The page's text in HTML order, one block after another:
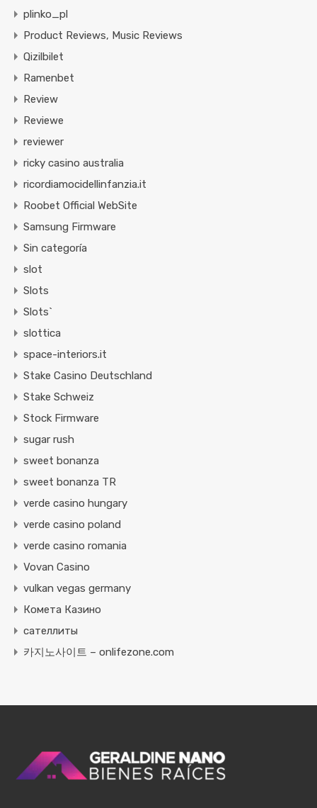
plinko_pl
Product Reviews, Music Reviews
Qizilbilet
Ramenbet
Review
Reviewe
reviewer
ricky casino australia
ricordiamocidellinfanzia.it
Roobet Official WebSite
Samsung Firmware
Sin categoría
slot
Slots
Slots`
slottica
space-interiors.it
Stake Casino Deutschland
Stake Schweiz
Stock Firmware
sugar rush
sweet bonanza
sweet bonanza TR
verde casino hungary
verde casino poland
verde casino romania
Vovan Casino
vulkan vegas germany
Комета Казино
сателлиты
카지노사이트 – onlifezone.com